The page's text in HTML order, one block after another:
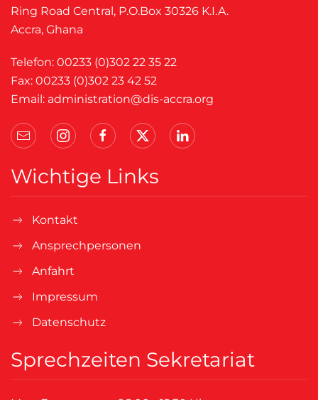
Ring Road Central, P.O.Box 30326 K.I.A.
Accra, Ghana
Telefon: 00233 (0)302 22 35 22
Fax: 00233 (0)302 23 42 52
Email: administration@dis-accra.org
Wichtige Links
Kontakt
Ansprechpersonen
Anfahrt
Impressum
Datenschutz
Sprechzeiten Sekretariat